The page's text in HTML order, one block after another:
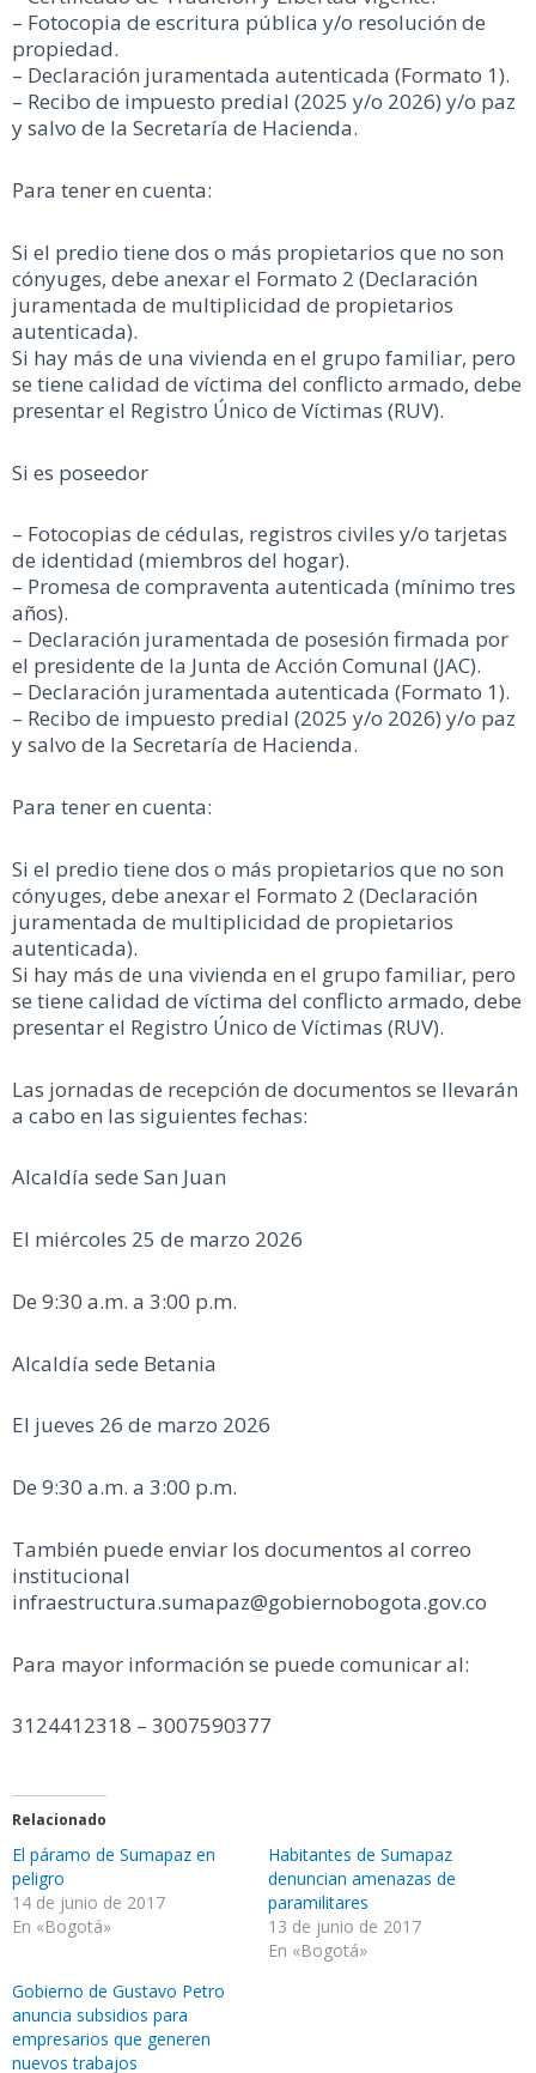
– Fotocopia de escritura pública y/o resolución de
propiedad.
– Declaración juramentada autenticada (Formato 1).
– Recibo de impuesto predial (2025 y/o 2026) y/o paz
y salvo de la Secretaría de Hacienda.
Para tener en cuenta:
Si el predio tiene dos o más propietarios que no son
cónyuges, debe anexar el Formato 2 (Declaración
juramentada de multiplicidad de propietarios
autenticada).
Si hay más de una vivienda en el grupo familiar, pero
se tiene calidad de víctima del conflicto armado, debe
presentar el Registro Único de Víctimas (RUV).
Si es poseedor
– Fotocopias de cédulas, registros civiles y/o tarjetas
de identidad (miembros del hogar).
– Promesa de compraventa autenticada (mínimo tres
años).
– Declaración juramentada de posesión firmada por
el presidente de la Junta de Acción Comunal (JAC).
– Declaración juramentada autenticada (Formato 1).
– Recibo de impuesto predial (2025 y/o 2026) y/o paz
y salvo de la Secretaría de Hacienda.
Para tener en cuenta:
Si el predio tiene dos o más propietarios que no son
cónyuges, debe anexar el Formato 2 (Declaración
juramentada de multiplicidad de propietarios
autenticada).
Si hay más de una vivienda en el grupo familiar, pero
se tiene calidad de víctima del conflicto armado, debe
presentar el Registro Único de Víctimas (RUV).
Las jornadas de recepción de documentos se llevarán
a cabo en las siguientes fechas:
Alcaldía sede San Juan
El miércoles 25 de marzo 2026
De 9:30 a.m. a 3:00 p.m.
Alcaldía sede Betania
El jueves 26 de marzo 2026
De 9:30 a.m. a 3:00 p.m.
También puede enviar los documentos al correo
institucional
infraestructura.sumapaz@gobiernobogota.gov.co
Para mayor información se puede comunicar al:
3124412318 – 3007590377
Relacionado
El páramo de Sumapaz en
peligro
14 de junio de 2017
En «Bogotá»
Habitantes de Sumapaz
denuncian amenazas de
paramilitares
13 de junio de 2017
En «Bogotá»
Gobierno de Gustavo Petro
anuncia subsidios para
empresarios que generen
nuevos trabajos